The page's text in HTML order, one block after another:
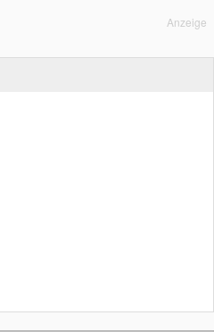
Anzeige